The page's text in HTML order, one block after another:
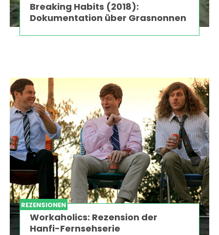
Breaking Habits (2018):
Dokumentation über Grasnonnen
REZENSIONEN
Workaholics: Rezension der
Hanfi-Fernsehserie